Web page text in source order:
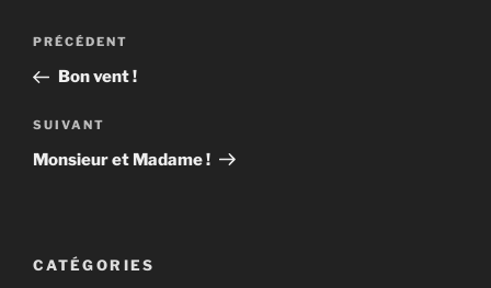
Navigation
l’article
Article
précédent
PRÉCÉDENT
Bon vent !
Article
suivant
SUIVANT
Monsieur et Madame !
CATÉGORIES